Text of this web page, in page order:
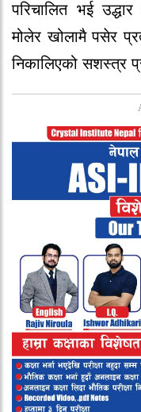
परिचालित भई
मोलेर खोलामै पसेर
निकालिएको सशस्त्र